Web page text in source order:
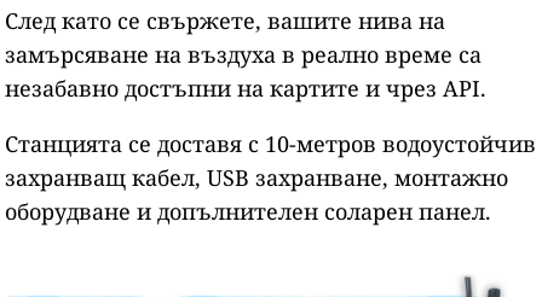
След като се свържете, вашите нива на
замърсяване на въздуха в реално време са
незабавно достъпни на картите и чрез API.
Станцията се доставя с 10-метров водоустойчив
захранващ кабел, USB захранване, монтажно
оборудване и допълнителен соларен панел.